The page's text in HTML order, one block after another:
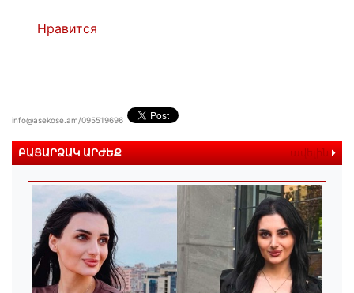
Нравится
info@asekose.am/095519696
ԲԱՑԱՐՁԱԿ ԱՐԺԵՔ ավելին